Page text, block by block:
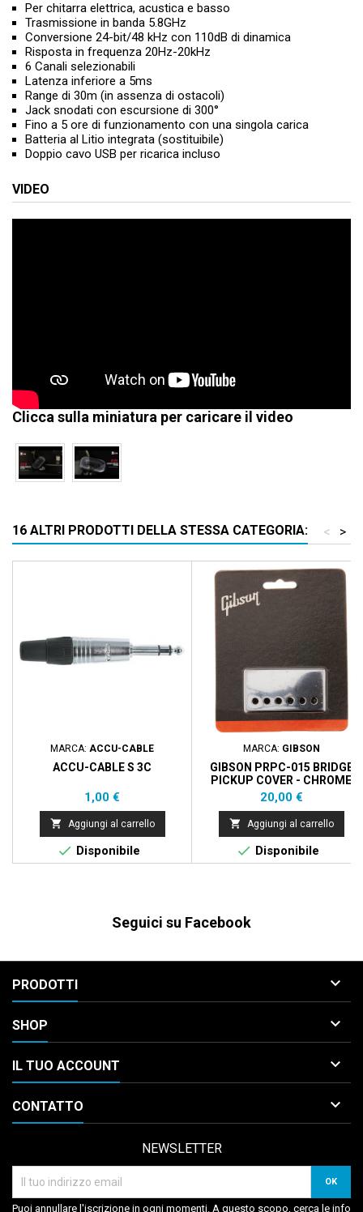
Per chitarra elettrica, acustica e basso
Trasmissione in banda 5.8GHz
Conversione 24-bit/48 kHz con 110dB di dinamica
Risposta in frequenza 20Hz-20kHz
6 Canali selezionabili
Latenza inferiore a 5ms
Range di 30m (in assenza di ostacoli)
Jack snodati con escursione di 300°
Fino a 5 ore di funzionamento con una singola carica
Batteria al Litio integrata (sostituibile)
Doppio cavo USB per ricarica incluso
VIDEO
Clicca sulla miniatura per caricare il video
16 ALTRI PRODOTTI DELLA STESSA CATEGORIA: >
<
MARCA: ACCU-CABLE
ACCU-CABLE S 3C
Prezzo
1,00 €
 Aggiungi al carrello
 Disponibile
MARCA: GIBSON
GIBSON PRPC-015 BRIDGE
PICKUP COVER - CHROME
Prezzo
20,00 €
 Aggiungi al carrello
 Disponibile
Seguici su Facebook
PRODOTTI 
SHOP 
IL TUO ACCOUNT 
CONTATTO 
NEWSLETTER
Puoi annullare l'iscrizione in ogni momenti. A questo scopo, cerca le info